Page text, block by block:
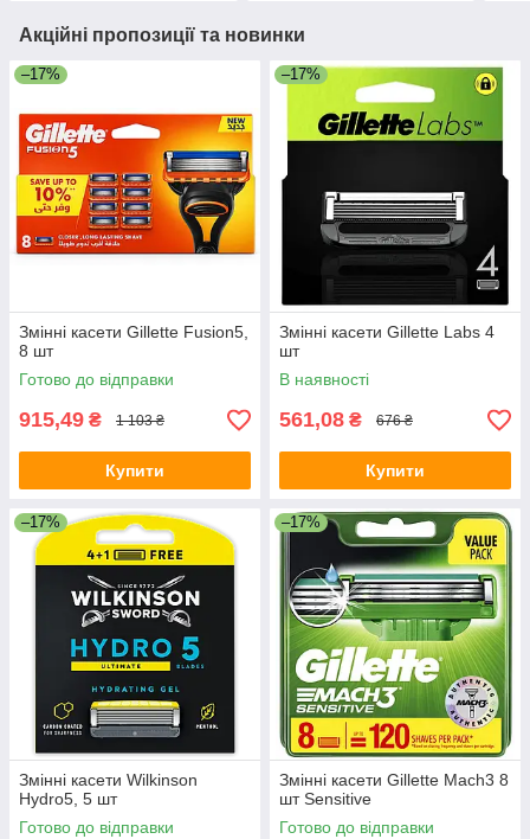
Акційні пропозиції та новинки
–17%
Змінні касети Gillette Fusion5,
8 шт
Готово до відправки
915,49 ₴ 1 103 ₴
Купити
–17%
Змінні касети Gillette Labs 4
шт
В наявності
561,08 ₴ 676 ₴
Купити
–17%
Змінні касети Wilkinson
Hydro5, 5 шт
Готово до відправки
–17%
Змінні касети Gillette Mach3 8
шт Sensitive
Готово до відправки